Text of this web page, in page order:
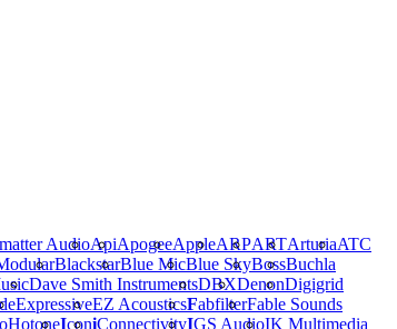
AudioApiApogeeAppleARPARTArturiaATC
BlackstarBlue MicBlue SkyBossBuchla
Dave Smith InstrumentsDBXDenonDigigrid
ExpressiveEZ AcousticsFabfilterFable Sounds
HotoneIconiConnectivityIGS AudioIK Multimedia